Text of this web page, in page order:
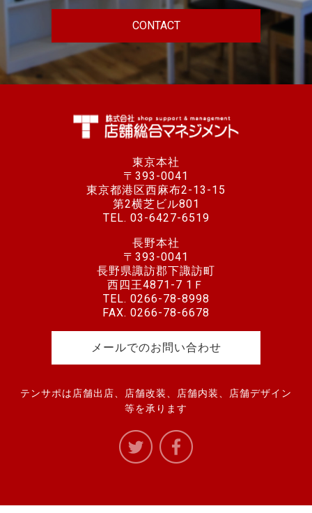
CONTACT
東京本社
〒393-0041
東京都港区西麻布2-13-15
第2横芝ビル801
TEL. 03-6427-6519
長野本社
〒393-0041
長野県諏訪郡下諏訪町
西四王4871-7 1Ｆ
TEL. 0266-78-8998
FAX. 0266-78-6678
メールでのお問い合わせ
テンサポは店舗出店、店舗改装、店舗内装、店舗デザイン
等を承ります